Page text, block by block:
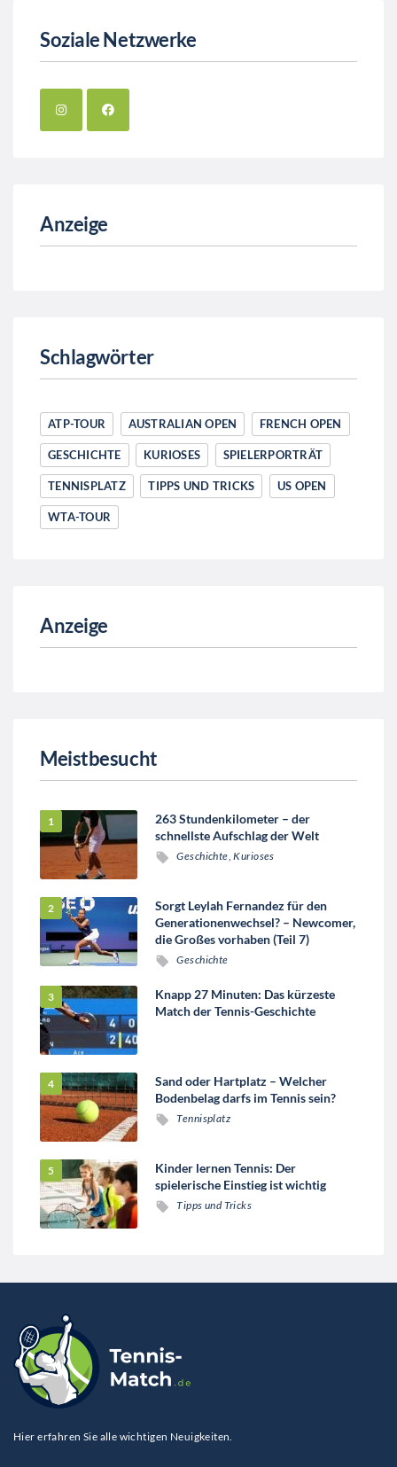
Soziale Netzwerke
Anzeige
Schlagwörter
ATP-TOUR AUSTRALIAN OPEN FRENCH OPEN
GESCHICHTE KURIOSES SPIELERPORTRÄT
TENNISPLATZ TIPPS UND TRICKS US OPEN
WTA-TOUR
Anzeige
Meistbesucht
263 Stundenkilometer – der
schnellste Aufschlag der Welt
Geschichte ,Kurioses
Sorgt Leylah Fernandez für den
Generationenwechsel? – Newcomer,
die Großes vorhaben (Teil 7)
Geschichte
Knapp 27 Minuten: Das kürzeste
Match der Tennis-Geschichte
Sand oder Hartplatz – Welcher
Bodenbelag darfs im Tennis sein?
Tennisplatz
Kinder lernen Tennis: Der
spielerische Einstieg ist wichtig
Tipps und Tricks
Hier erfahren Sie alle wichtigen Neuigkeiten.